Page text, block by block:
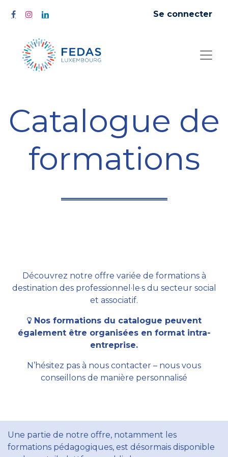
Se connecter
Catalogue de
formations
Découvrez notre offre variée de formations à
destination des professionnel·le·s du secteur social
et associatif.
Nos formations du catalogue peuvent
également être organisées en format intra-
entreprise.
N’hésitez pas à nous contacter – nous vous
conseillons de manière personnalisé
Une partie de notre offre, notamment les
formations pédagogiques, est désormais disponible